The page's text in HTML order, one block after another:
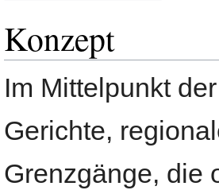
Konzept
Im Mittelpunkt
Gerichte,
Grenzgänge, die